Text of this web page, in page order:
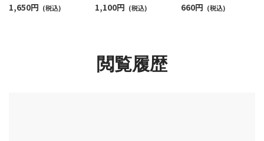
ス 靴下 女性 プレゼン
1,650円 (税込)
丈 ソックス レディース
1,100円 (税込)
ゴムでやさしくフィッ
660円 (税込)
閲覧履歴